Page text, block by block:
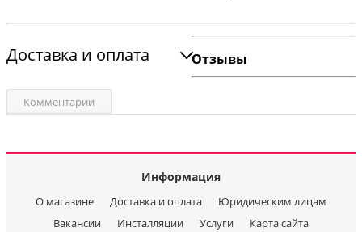
Доставка и оплата Отзывы
Комментарии
Информация
О магазине Доставка и оплата
Юридическим лицам
Вакансии
Инсталляции Услуги
Карта сайта